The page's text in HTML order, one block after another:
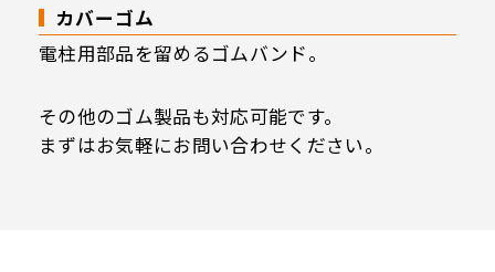
カバーゴム
電柱用部品を留めるゴムバンド。
その他のゴム製品も対応可能です。
まずはお気軽にお問い合わせください。